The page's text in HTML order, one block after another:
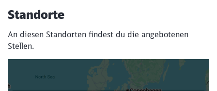
Standorte
An diesen Standorten findest du die angebotenen
Stellen.